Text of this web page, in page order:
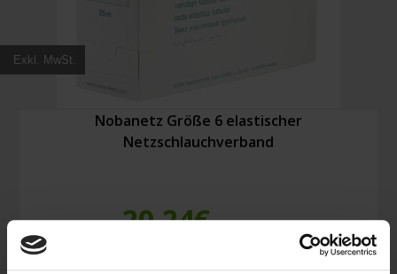
Exkl. MwSt.
Nobanetz Größe 6 elastischer
Netzschlauchverband
20,24€Inkl. MwSt.